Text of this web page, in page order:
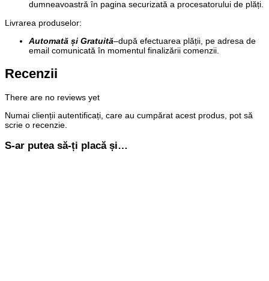
dumneavoastră în pagina securizată a procesatorului de plăți.
Livrarea produselor:
Automată și Gratuită–după efectuarea plății, pe adresa de
email comunicată în momentul finalizării comenzii.
Recenzii
There are no reviews yet
Numai clienții autentificați, care au cumpărat acest produs, pot să
scrie o recenzie.
S-ar putea să-ți placă și…